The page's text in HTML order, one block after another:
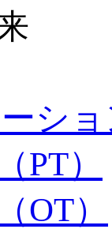
シ
PT）
OT）